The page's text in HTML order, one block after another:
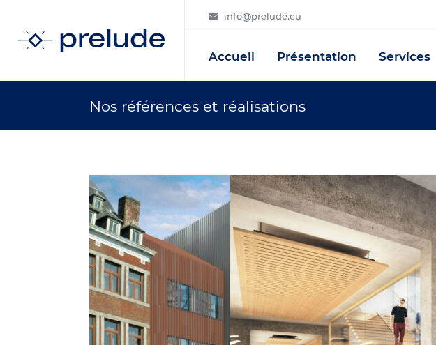
info@prelude.eu
Accueil Présentation Services
Nos références et réalisations